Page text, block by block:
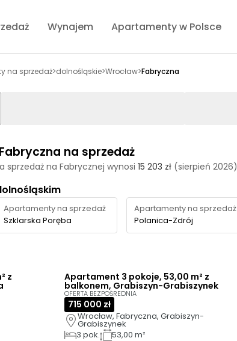
Wynajem Apartamenty w Polsce
na sprzedaż>dolnośląskie>Wrocław>Fabryczna
na sprzedaż
na Fabrycznej wynosi 15 203 zł (sierpień 2026)
Apartamenty na sprzedaż
Szklarska Poręba
Apartamenty na sprzedaż
Polanica-Zdrój
z Apartament 3 pokoje, 53,00 m² z
balkonem, Grabiszyn-Grabiszynek
OFERTA BEZPOŚREDNIA
715 000 zł
Wrocław, Fabryczna, Grabiszyn-
Grabiszynek
3 pok. 53,00 m²